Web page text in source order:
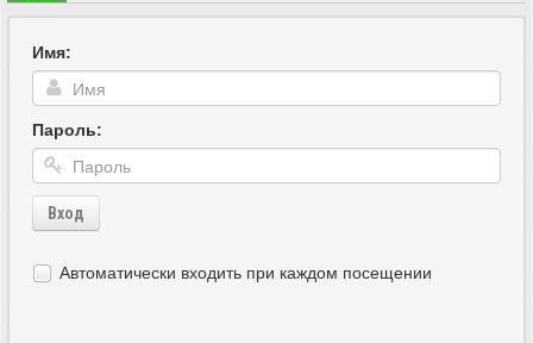
Имя:
Пароль:
Вход
Автоматически входить при каждом посещении